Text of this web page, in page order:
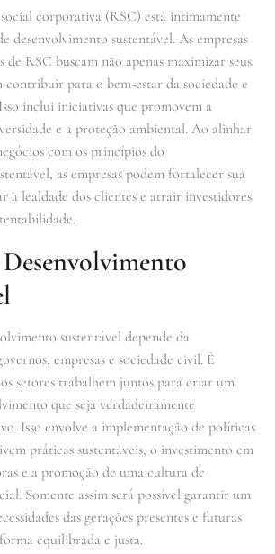
corporativa (RSC) está intimamente
desenvolvimento sustentável. As empresas
RSC buscam não apenas maximizar seus
contribuir para o bem-estar da sociedade e
inclui iniciativas que promovem a
e a proteção ambiental. Ao alinhar
com os princípios do
as empresas podem fortalecer sua
a lealdade dos clientes e atrair investidores
sustentável depende da
empresas e sociedade civil. É
setores trabalhem juntos para criar um
que seja verdadeiramente
Isso envolve a implementação de políticas
práticas sustentáveis, o investimento em
e a promoção de uma cultura de
Somente assim será possível garantir um
das gerações presentes e futuras
equilibrada e justa.